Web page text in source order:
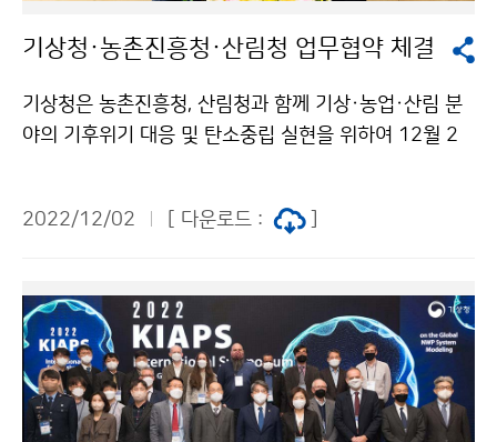
기상청·농촌진흥청·산림청 업무협약 체결
기상청은 농촌진흥청, 산림청과 함께 기상·농업·산림 분
야의 기후위기 대응 및 탄소중립 실현을 위하여 12월 2
2022/12/02 [ 다운로드 :